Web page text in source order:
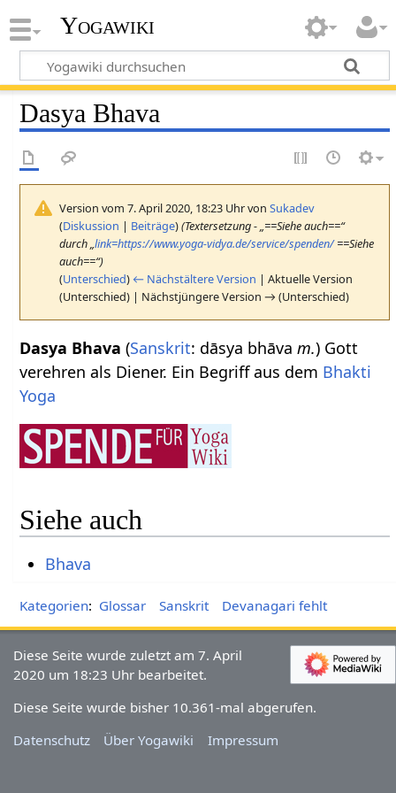
Yogawiki
Dasya Bhava
Version vom 7. April 2020, 18:23 Uhr vonSukadev
(Diskussion | Beiträge)(Textersetzung - „==Siehe auch==“
durch „link=https://www.yoga-vidya.de/service/spenden/==Siehe
auch==“)
(Unterschied) ← Nächstältere Version | Aktuelle Version
(Unterschied) | Nächstjüngere Version → (Unterschied)
Dasya Bhava (Sanskrit: dāsya bhāvam.) Gott
verehren als Diener. Ein Begriff aus dem Bhakti
Yoga
Siehe auch
Bhava
Kategorien: Glossar Sanskrit Devanagari fehlt
Diese Seite wurde zuletzt am 7. April
2020 um 18:23 Uhr bearbeitet.
Diese Seite wurde bisher 10.361-mal abgerufen.
Datenschutz
Über Yogawiki Impressum